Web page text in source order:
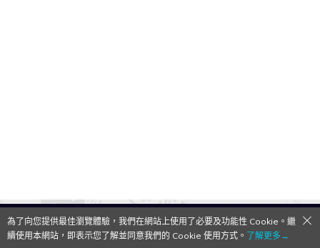
QooApp Limited © 2026
為了向您提供最佳瀏覽體驗，我們在網站上使用了必要及功能性 Cookie。繼
續使用本網站，即表示您了解並同意我們的 Cookie 使用方式。 了解更多→